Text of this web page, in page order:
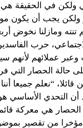
في الحقيقة هي
يجب أن يكون
تنته ومازلنا نخوض
حرب
وعبر عملائهم
حالة الحصار التي
قائلا، “نعلم
التحدي الأساسي
هي معركة
من تقصير